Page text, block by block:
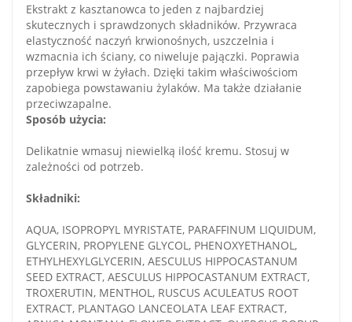
Ekstrakt z kasztanowca to jeden z najbardziej
skutecznych i sprawdzonych składników. Przywraca
elastyczność naczyń krwionośnych, uszczelnia i
wzmacnia ich ściany, co niweluje pajączki. Poprawia
przepływ krwi w żyłach. Dzięki takim właściwościom
zapobiega powstawaniu żylaków. Ma także działanie
przeciwzapalne.
Sposób użycia:
Delikatnie wmasuj niewielką ilość kremu. Stosuj w
zależności od potrzeb.
Składniki:
AQUA, ISOPROPYL MYRISTATE, PARAFFINUM LIQUIDUM,
GLYCERIN, PROPYLENE GLYCOL, PHENOXYETHANOL,
ETHYLHEXYLGLYCERIN, AESCULUS HIPPOCASTANUM
SEED EXTRACT, AESCULUS HIPPOCASTANUM EXTRACT,
TROXERUTIN, MENTHOL, RUSCUS ACULEATUS ROOT
EXTRACT, PLANTAGO LANCEOLATA LEAF EXTRACT,